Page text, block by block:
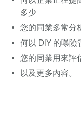
多少
您的同業多常分
何以 DIY 的曝險
您的同業用來評
以及更多內容。